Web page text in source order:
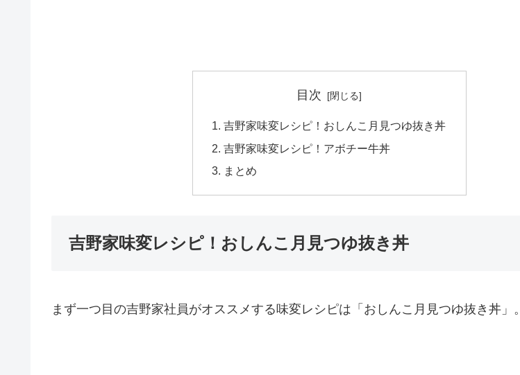
目次
吉野家味変レシピ！おしんこ月見つゆ抜き丼
吉野家味変レシピ！アボチー牛丼
まとめ
吉野家味変レシピ！おしんこ月見つゆ抜き丼
まず一つ目の吉野家社員がオススメする味変レシピは「おしんこ月見つゆ抜き丼」。